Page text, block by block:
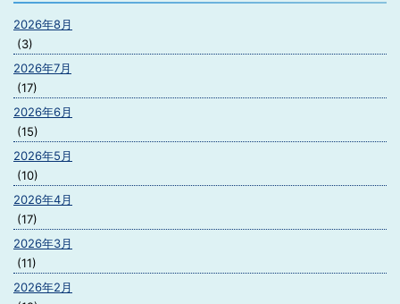
2026年8月
(3)
2026年7月
(17)
2026年6月
(15)
2026年5月
(10)
2026年4月
(17)
2026年3月
(11)
2026年2月